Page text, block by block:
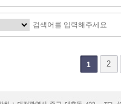
1 2